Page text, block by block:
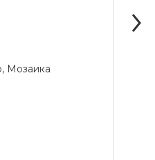
Мозаика